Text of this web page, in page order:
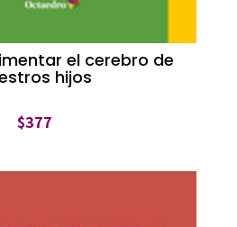
el cerebro de
hijos
$377